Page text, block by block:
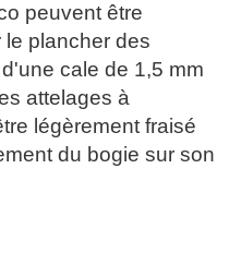
peuvent être
plancher des
cale de 1,5 mm
attelages à
légèrement fraisé
du bogie sur son